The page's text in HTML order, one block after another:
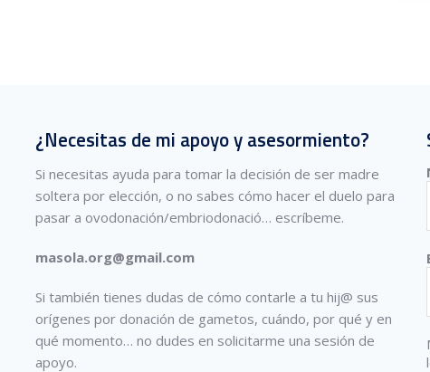
¿Necesitas de mi apoyo y asesormiento?
Si necesitas ayuda para tomar la decisión de ser madre
soltera por elección, o no sabes cómo hacer el duelo para
pasar a ovodonación/embriodonació… escríbeme.
masola.org@gmail.com
Si también tienes dudas de cómo contarle a tu hij@ sus
orígenes por donación de gametos, cuándo, por qué y en
qué momento… no dudes en solicitarme una sesión de
apoyo.